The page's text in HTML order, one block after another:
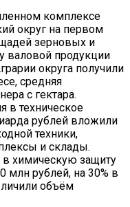
комплексе
округ на первом
зерновых и
валовой продукции
округа получили
средняя
с гектара.
в техническое
рублей вложили
техники,
и склады.
химическую защиту
млн рублей, на 30% в
объём